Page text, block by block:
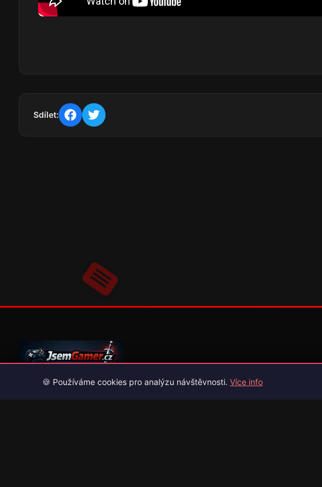
Sdílet:
Váš průvodce světem videoher. Novinky, recenze a česko-slovenské
překlady her.
🍪 Používáme cookies pro analýzu návštěvnosti. Více info